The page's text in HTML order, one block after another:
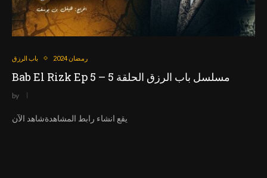
باب الرزق رمضان 2024
Bab El Rizk Ep 5 – مسلسل باب الرزق الحلقة 5
by
يقع انشاء رابط المشاهدةشاهد الآن